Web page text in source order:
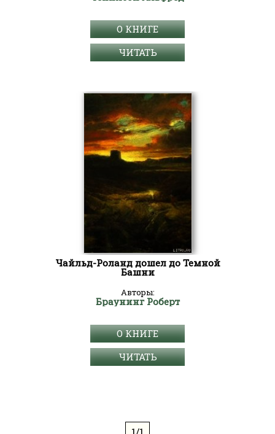
О КНИГЕ
ЧИТАТЬ
Чайльд-Роланд дошел до Темной
Башни
Авторы:
Браунинг Роберт
О КНИГЕ
ЧИТАТЬ